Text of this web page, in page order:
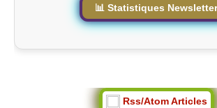
📊 Statistiques Newsletter
Rss/Atom Articles